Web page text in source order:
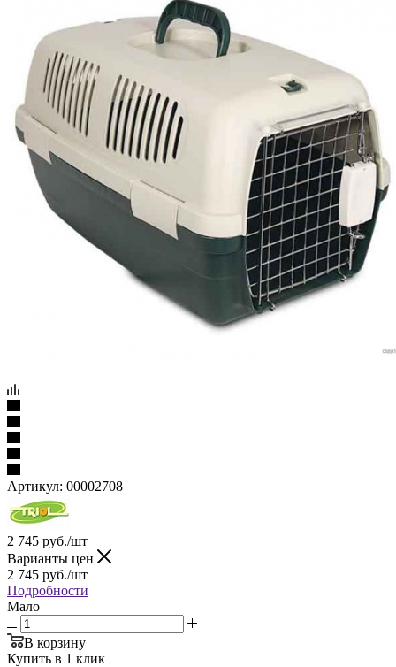
Артикул: 00002708
2 745 руб./шт
Варианты цен
2 745 руб./шт
Подробности
Мало
В корзину
Купить в 1 клик